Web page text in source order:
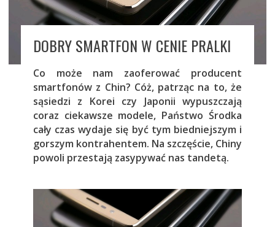
DOBRY SMARTFON W CENIE PRALKI
Co może nam zaoferować producent
smartfonów z Chin? Cóż, patrząc na to, że
sąsiedzi z Korei czy Japonii wypuszczają
coraz ciekawsze modele, Państwo Środka
cały czas wydaje się być tym biedniejszym i
gorszym kontrahentem. Na szczęście, Chiny
powoli przestają zasypywać nas tandetą.